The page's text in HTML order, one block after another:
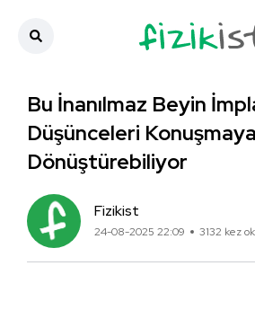
Bu İnanılmaz Beyin
Düşünceleri Konuşmaya
Dönüştürebiliyor
Fizikist
24-08-2025 22:09 3132 kez